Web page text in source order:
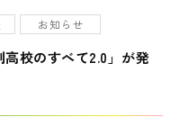
お知らせ
校のすべて2.0」が発